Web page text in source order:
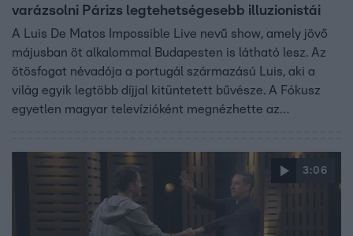
varázsolni Párizs legtehetségesebb illuzionistái
A Luis De Matos Impossible Live nevű show, amely jövő
májusban öt alkalommal Budapesten is látható lesz. Az
ötösfogat névadója a portugál származású Luis, aki a
világ egyik legtöbb díjjal kitüntetett bűvésze. A Fókusz
egyetlen magyar televízióként megnézhette az
3:06